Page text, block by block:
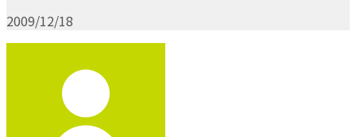
2009/12/18